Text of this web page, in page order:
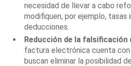
necesidad de llevar a cabo
modifiquen, por ejemplo, tasas
deducciones.
Reducción de la falsificación
factura electrónica cuenta con
buscan eliminar la posibilidad